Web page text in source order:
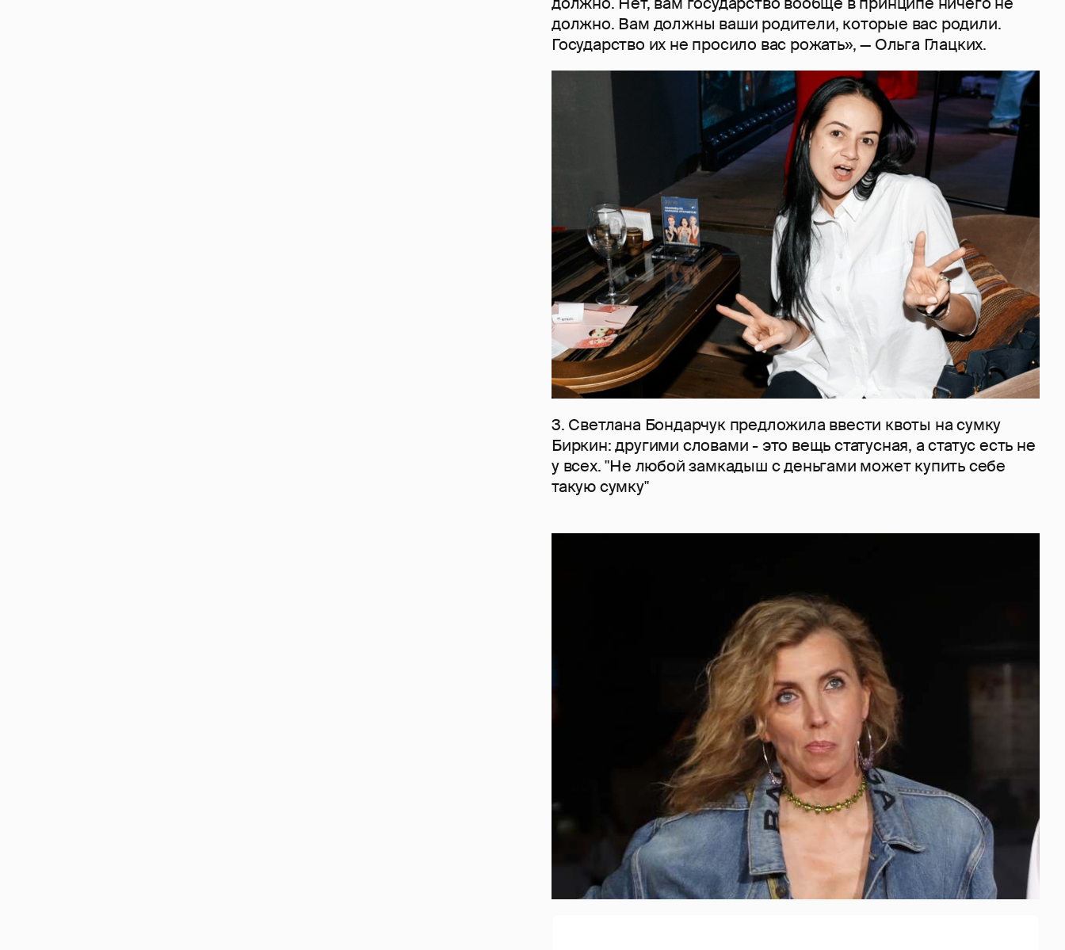
должно. Вам должны ваши родители, которые вас родили.
Государство их не просило вас рожать», — Ольга Глацких.
3. Светлана Бондарчук предложила ввести квоты на сумку
Биркин: другими словами - это вещь статусная, а статус есть не
у всех. "Не любой замкадыш с деньгами может купить себе
такую сумку"